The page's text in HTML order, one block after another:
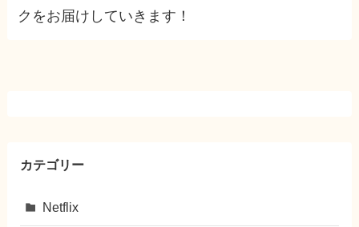
クをお届けしていきます！
カテゴリー
Netflix